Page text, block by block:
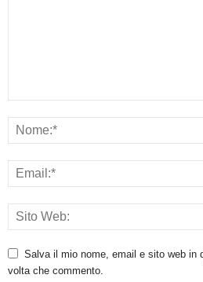
Salva il mio nome, email e sito web in
volta che commento.